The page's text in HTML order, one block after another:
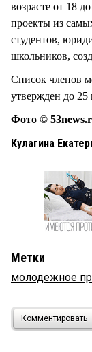
возрасте от 18
проекты из
студентов,
школьников,
Список членов
утвержден до 25
Фото ©
Кулагина
Метки
молодежное
Комментировать